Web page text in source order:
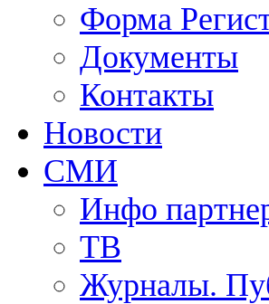
Форма
Документы
Контакты
Новости
СМИ
Инфо
ТВ
Журналы.